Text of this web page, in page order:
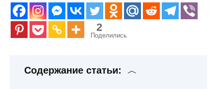
2
Поделились
Содержание статьи: